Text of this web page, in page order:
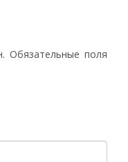
Обязательные поля